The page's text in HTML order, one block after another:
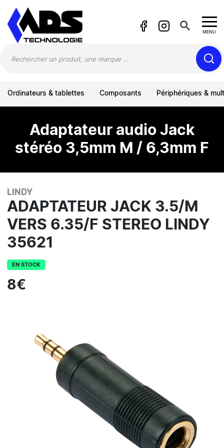
search MENU
Ordinateurs & tablettes Composants Périphériques &
Adaptateur audio Jack
stéréo 3,5mm M / 6,3mm F
LINDY
ADAPTATEUR JACK 3.5/M
VERS 6.35/F STEREO LINDY
35621
EN STOCK
8€